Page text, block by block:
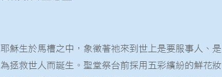
耶穌生於馬槽之中，象徵著祂來到世上是要服事人、是
為拯救世人而誕生。聖堂祭台前採用五彩繽紛的鮮花妝